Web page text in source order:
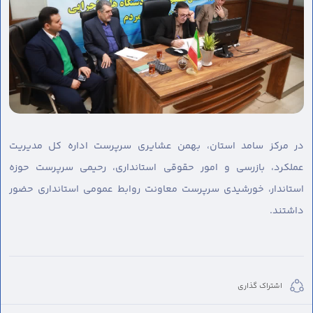
در مرکز سامد استان، بهمن عشایری سرپرست اداره کل مدیریت
عملکرد، بازرسی و امور حقوقی استانداری، رحیمی سرپرست حوزه
استاندار، خورشیدی سرپرست معاونت روابط عمومی استانداری حضور
داشتند.
اشتراک گذاری